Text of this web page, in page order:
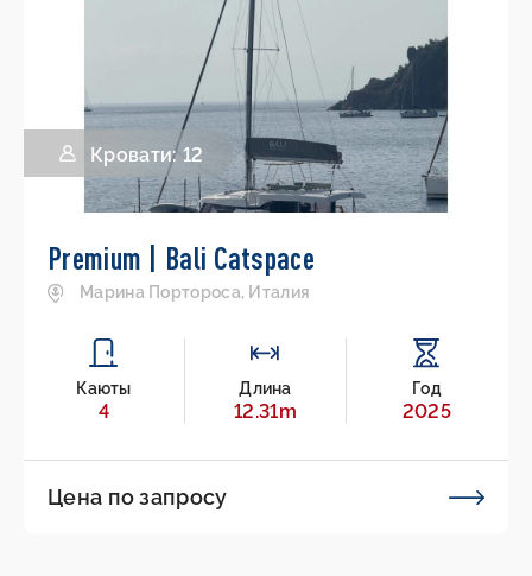
Кровати: 12
Premium | Bali Catspace
Марина Портороса, Италия
Каюты
4
Длина
12.31m
Год
2025
Цена по запросу